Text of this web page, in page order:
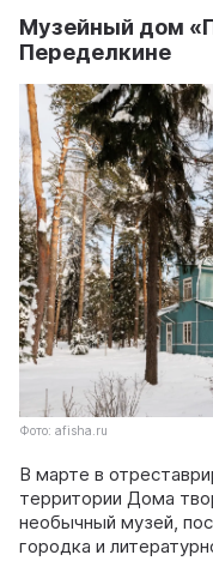
Музейный дом
Переделкине
Фото: afisha.ru
В марте в
территории Дома
необычный музей,
городка и